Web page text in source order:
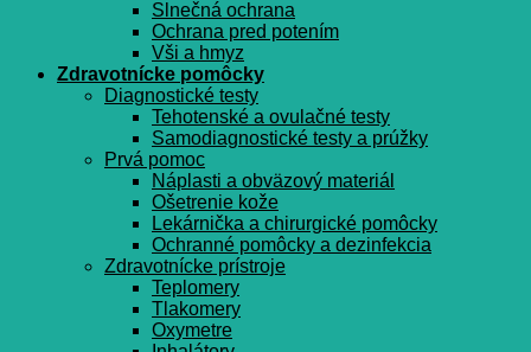
Slnečná ochrana
Ochrana pred potením
Vši a hmyz
Zdravotnícke pomôcky
Diagnostické testy
Tehotenské a ovulačné testy
Samodiagnostické testy a prúžky
Prvá pomoc
Náplasti a obväzový materiál
Ošetrenie kože
Lekárnička a chirurgické pomôcky
Ochranné pomôcky a dezinfekcia
Zdravotnícke prístroje
Teplomery
Tlakomery
Oxymetre